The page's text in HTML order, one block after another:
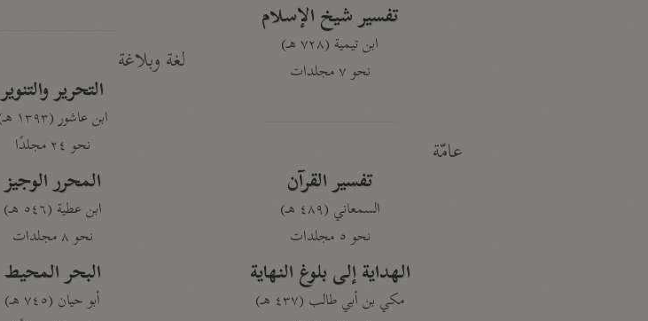
تفسير شيخ الإسلام
ابن تيمية (٧٢٨ هـ)
نحو ٧ مجلدات
عامّة
تفسير القرآن
السمعاني (٤٨٩ هـ)
نحو ٥ مجلدات
الهداية إلى بلوغ النهاية
مكي بن أبي طالب (٤٣٧ هـ)
لغة وبلاغة
التحرير والتنوير
ابن عاشور (١٣٩٣ هـ)
نحو ٢٤ مجلدًا
المحرر الوجيز
ابن عطية (٥٤٦ هـ)
نحو ٨ مجلدات
البحر المحيط
أبو حيان (٧٤٥ هـ)